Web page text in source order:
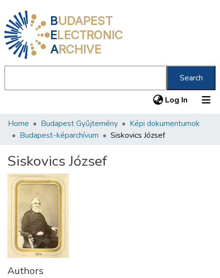
BUDAPEST
ELECTRONIC
ARCHIVE
Search
Log In (current)
Communities & Collections
Statistics
About us
Home Budapest Gyűjtemény
Képi dokumentumok
Budapest-képarchívum
Siskovics József
Siskovics József
Authors